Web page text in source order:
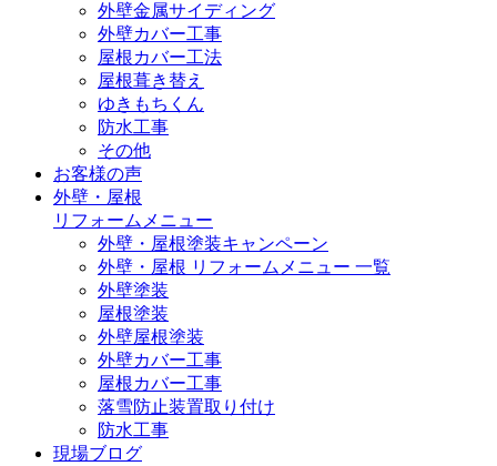
外壁金属サイディング
外壁カバー工事
屋根カバー工法
屋根葺き替え
ゆきもちくん
防水工事
その他
お客様の声
外壁・屋根
リフォームメニュー
外壁・屋根塗装キャンペーン
外壁・屋根 リフォームメニュー 一覧
外壁塗装
屋根塗装
外壁屋根塗装
外壁カバー工事
屋根カバー工事
落雪防止装置取り付け
防水工事
現場ブログ